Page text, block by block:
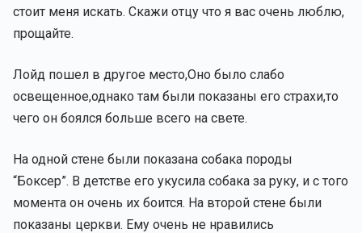
стоит меня искать. Скажи отцу что я вас очень люблю,
прощайте.
Лойд пошел в другое место,Оно было слабо
освещенное,однако там были показаны его страхи,то
чего он боялся больше всего на свете.
На одной стене были показана собака породы
“Боксер”. В детстве его укусила собака за руку, и с того
момента он очень их боится. На второй стене были
показаны церкви. Ему очень не нравились